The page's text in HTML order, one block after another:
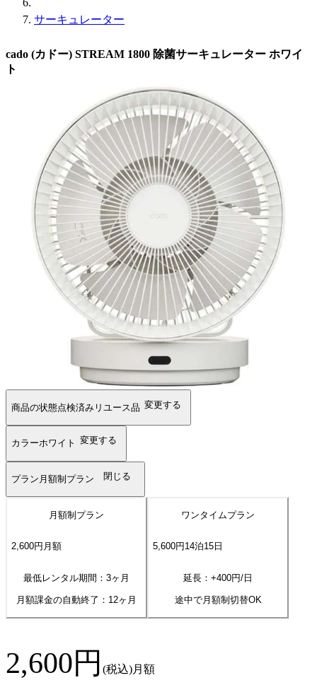
サーキュレーター
cado (カドー) STREAM 1800 除菌サーキュレーター ホワイ
ト
商品の状態点検済みリユース品 変更する
カラーホワイト 変更する
プラン 月額制プラン 閉じる
月額制プラン
2,600円 月額
最低レンタル期間：3ヶ月
月額課金の自動終了： 12ヶ月
ワンタイムプラン
5,600円 14泊15 日
延長：+400円/日
途中で月額制切替OK
2,600円 (税込)月額